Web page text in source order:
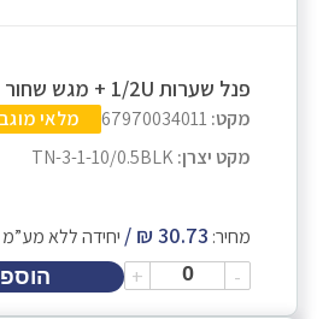
פנל שערות 1/2U + מגש שחור Western Wire
מקט: 67970034011
מלאי
מקט יצרן:TN-3-1-10/0.5BLK
מחיר: יחידה ללא מע”מ
-
+